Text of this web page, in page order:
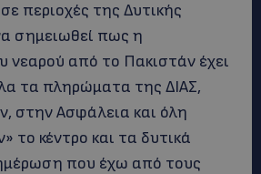
περιοχές της Δυτικής
σημειωθεί πως η
νεαρού από το Πακιστάν έχει
τα πληρώματα της ΔΙΑΣ,
στην Ασφάλεια και όλη
το κέντρο και τα δυτικά
που έχω από τους